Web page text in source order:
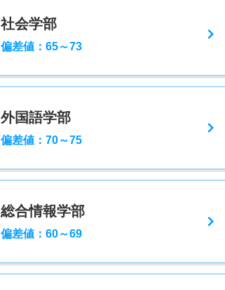
社会学部
偏差値：65～73
外国語学部
偏差値：70～75
総合情報学部
偏差値：60～69